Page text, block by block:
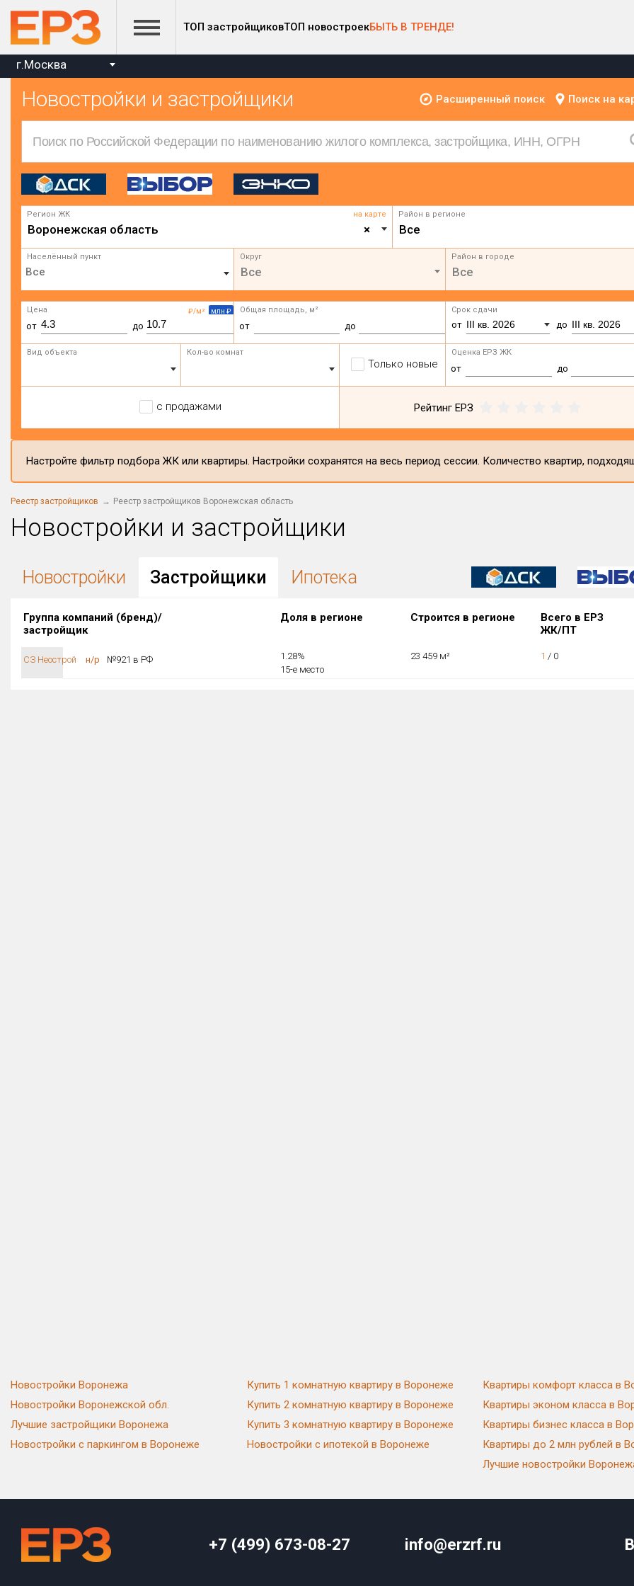
ТОП застройщиковТОП новостроекБЫТЬ В ТРЕНДЕ!
г.Москва
Новостройки и застройщики Расширенный поиск Поиск на
Регион ЖК на карте
×
Воронежская область
Район в регионе
Все
Населённый пункт Округ
Все
Район в городе
Все
₽/м² млн ₽
Цена
от до
Общая площадь, м²
от до
Срок сдачи
от III кв. 2026 до III кв. 2026
Вид объекта Кол-во комнат
Только новые
Оценка ЕРЗ ЖК
от до
с продажами Рейтинг ЕРЗ
Настройте фильтр подбора ЖК или квартиры. Настройки сохранятся на весь период сессии. Количество квартир,
Реестр застройщиков Реестр застройщиков Воронежская область
Новостройки и застройщики
Новостройки Застройщики Ипотека
Группа компаний (бренд)/
застройщик
Доля в регионе Строится в регионе
Всего в ЕРЗ
ЖК/ПТ
СЗ Неострой н/р №921 в РФ
1.28%
15-е место
23 459 м² 1/ 0
Новостройки Воронежа
Новостройки Воронежской обл.
Лучшие застройщики Воронежа
Новостройки с паркингом в Воронеже
Купить 1 комнатную квартиру в Воронеже
Купить 2 комнатную квартиру в Воронеже
Купить 3 комнатную квартиру в Воронеже
Новостройки с ипотекой в Воронеже
Квартиры комфорт класса в
Квартиры эконом класса в
Квартиры бизнес класса в
Квартиры до 2 млн рублей в
Лучшие новостройки
+7 (499) 673-08-27 info@erzrf.ru